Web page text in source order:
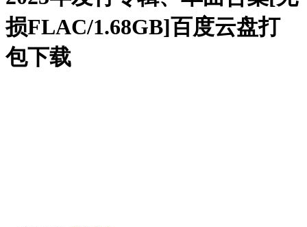
损FLAC/1.68GB]百度云盘打
包下载